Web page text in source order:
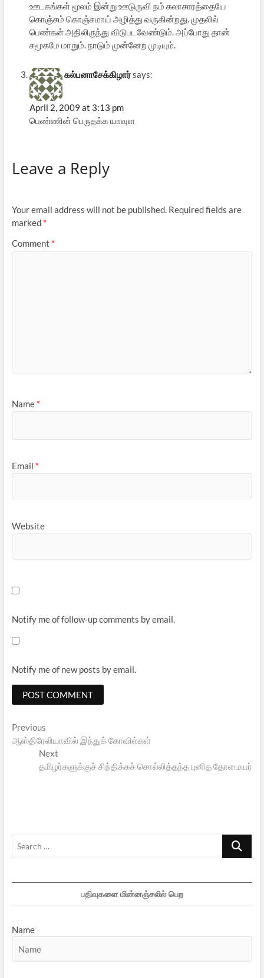
ஊடகங்கள் மூலம் இன்று ஊடுருவி நம் கலாசாரத்தையே
கொஞ்சம் கொஞ்சமாய் அழித்து வருகின்றது. முதலில்
பெண்கள் அதிலிருந்து விடுபடவேண்டும். அப்போது தான்
சமூகமே மாறும். நாடும் முன்னேற முடியும்.
கல்பனாசேக்கிழார்says:
April 2, 2009 at 3:13 pm
பெண்ணின் பெருதக்க யாவுள
Leave a Reply
Your email address will not be published. Required fields are
marked *
Comment *
Name *
Email *
Website
Notify me of follow-up comments by email.
Notify me of new posts by email.
Post
navigation
PreviousPrevious
post:
ஆஸ்திரேலியாவில் இந்துக் கோவில்கள்
Next
post:
தமிழர்களுக்குச் சிந்திக்கச் சொல்லித்தந்த புனித தோமையர்
Search
பதிவுகளை மின்னஞ்சலில் பெற
Name